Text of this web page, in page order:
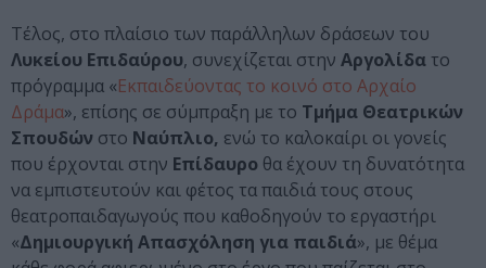
Τέλος, στο πλαίσιο των παράλληλων δράσεων του
Λυκείου Επιδαύρου, συνεχίζεται στην Αργολίδα το
πρόγραμμα «Εκπαιδεύοντας το κοινό στο Αρχαίο
Δράμα», επίσης σε σύμπραξη με το Τμήμα Θεατρικών
Σπουδών στο Ναύπλιο, ενώ το καλοκαίρι οι γονείς
που έρχονται στην Επίδαυρο θα έχουν τη δυνατότητα
να εμπιστευτούν και φέτος τα παιδιά τους στους
θεατροπαιδαγωγούς που καθοδηγούν το εργαστήρι
«Δημιουργική Απασχόληση για παιδιά», με θέμα